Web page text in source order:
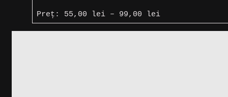
Tarot
Preț: 55,00 lei – 99,00 leiInterval
de
prețuri: